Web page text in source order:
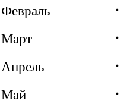
Февраль
Март
Апрель
Май